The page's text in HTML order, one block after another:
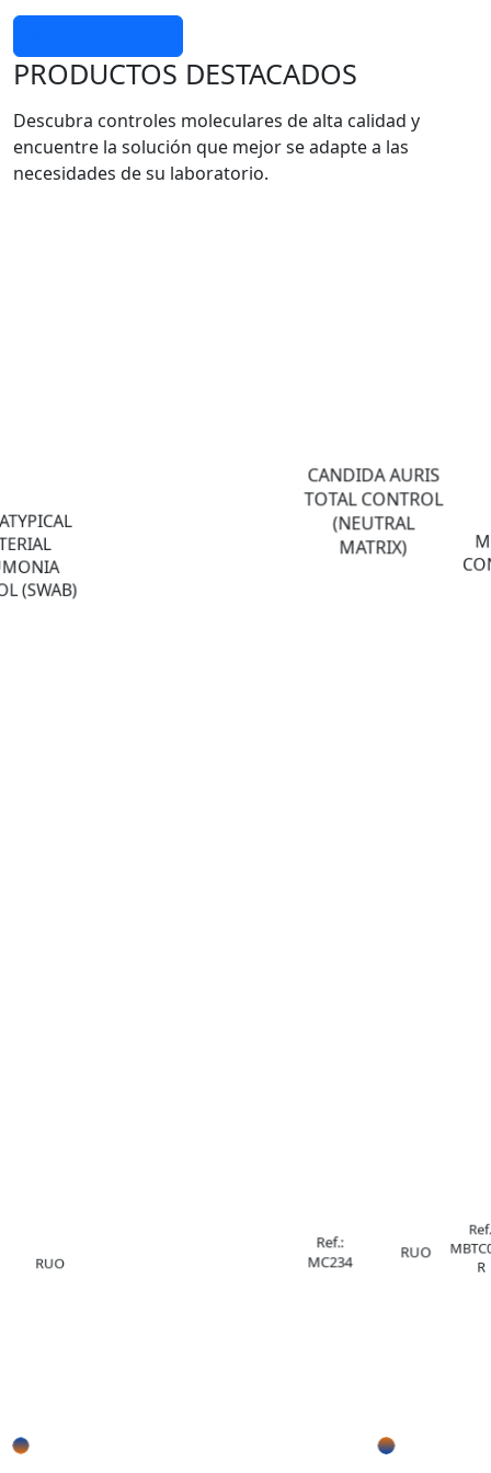
PRODUCTOS DESTACADOS
Descubra controles moleculares de alta calidad y
encuentre la solución que mejor se adapte a las
necesidades de su laboratorio.
(SWAB)
RUO
CANDIDA AURIS
TOTAL CONTROL
(NEUTRAL
MATRIX)
Ref.:
MC234
RUO
R